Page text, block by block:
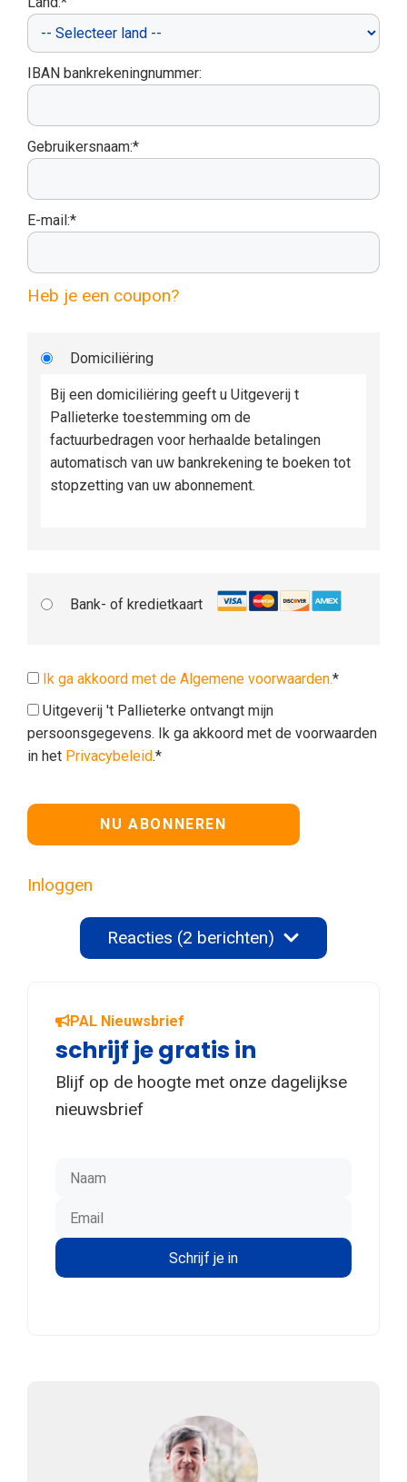
IBAN bankrekeningnummer:
Gebruikersnaam:*
E-mail:*
Heb je een coupon?
Domiciliëring
Bij een domiciliëring geeft u Uitgeverij t
Pallieterke toestemming om de
factuurbedragen voor herhaalde betalingen
automatisch van uw bankrekening te boeken tot
stopzetting van uw abonnement.
Bank- of kredietkaart
Ik ga akkoord met de Algemene voorwaarden.*
Uitgeverij 't Pallieterke ontvangt mijn
persoonsgegevens. Ik ga akkoord met de voorwaarden
in het Privacybeleid.*
Geen waarde
Inloggen
Reacties (2 berichten)
PAL Nieuwsbrief
schrijf je gratis in
Blijf op de hoogte met onze dagelijkse
nieuwsbrief